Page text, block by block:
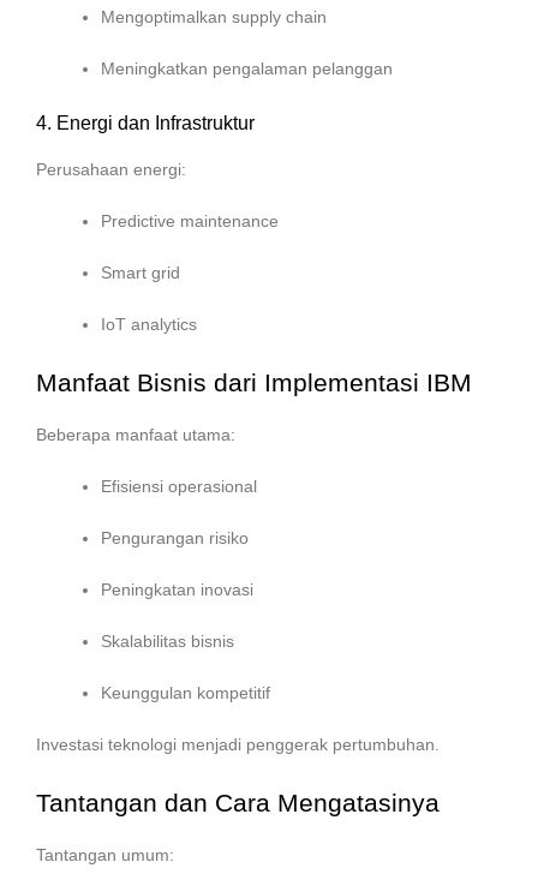
Mengoptimalkan supply chain
Meningkatkan pengalaman pelanggan
4. Energi dan Infrastruktur
Perusahaan energi:
Predictive maintenance
Smart grid
IoT analytics
Manfaat Bisnis dari Implementasi IBM
Beberapa manfaat utama:
Efisiensi operasional
Pengurangan risiko
Peningkatan inovasi
Skalabilitas bisnis
Keunggulan kompetitif
Investasi teknologi menjadi penggerak pertumbuhan.
Tantangan dan Cara Mengatasinya
Tantangan umum: